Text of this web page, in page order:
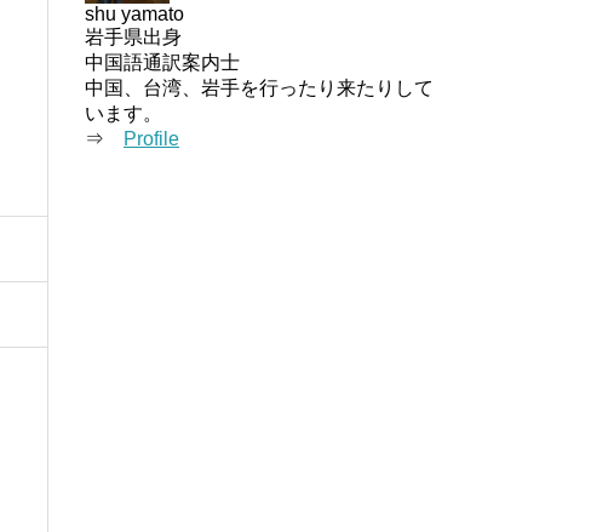
shu yamato
岩手県出身
中国語通訳案内士
中国、台湾、岩手を行ったり来たりして
います。
⇒
Profile